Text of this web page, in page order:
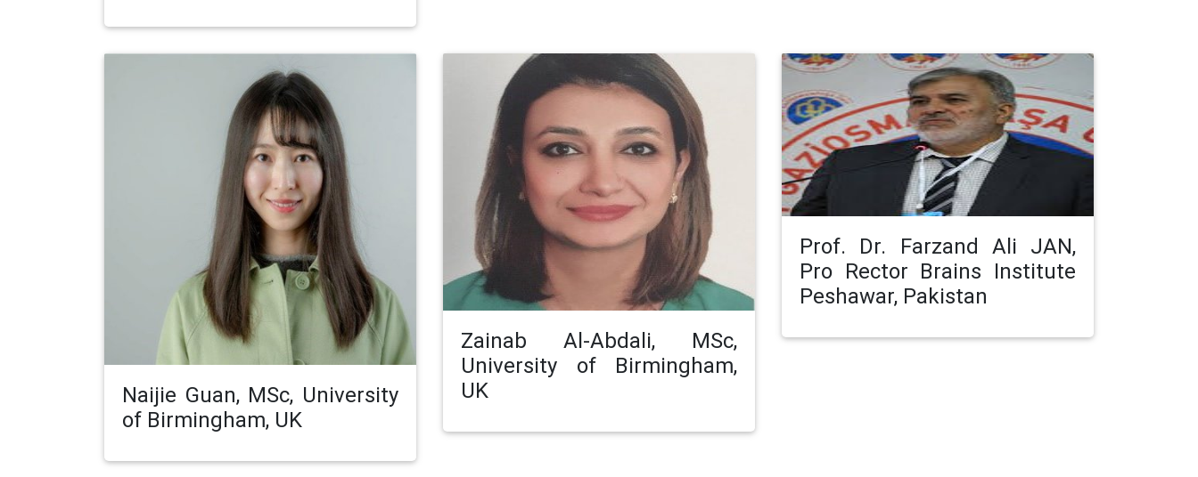
Naijie Guan, MSc, University
of Birmingham, UK
Zainab Al-Abdali, MSc,
University of Birmingham,
UK
Prof. Dr. Farzand Ali JAN,
Pro Rector Brains Institute
Peshawar, Pakistan